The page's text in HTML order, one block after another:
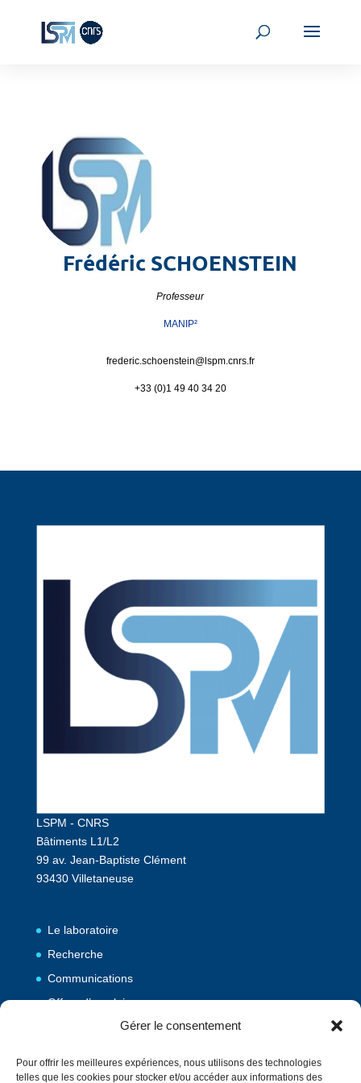
Gérer le consentement
Pour offrir les meilleures expériences, nous utilisons des technologies
telles que les cookies pour stocker et/ou accéder aux informations des
Frédéric SCHOENSTEIN
Professeur
MANIP²
frederic.schoenstein@lspm.cnrs.fr
+33 (0)1 49 40 34 20
LSPM - CNRS
Bâtiments L1/L2
99 av. Jean-Baptiste Clément
93430 Villetaneuse
Le laboratoire
Recherche
Communications
Offres d’emploi
Publications